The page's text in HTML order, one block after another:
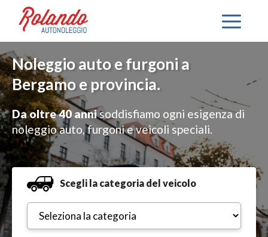
Noleggio auto e furgoni a
Bergamo e provincia.
Da oltre 40 annisoddisfiamo ogni esigenza di
noleggio auto, furgoni e veicoli speciali.
Scegli la categoria del veicolo